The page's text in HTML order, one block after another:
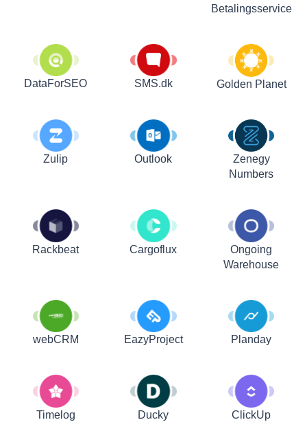
Betalingsservice
DataForSEO SMS.dk Golden Planet
Zulip Outlook
Zenegy
Numbers
Rackbeat Cargoflux
Ongoing
Warehouse
webCRM EazyProject Planday
Timelog Ducky ClickUp